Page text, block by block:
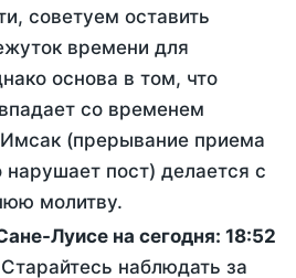
советуем оставить
времени для
основа в том, что
со временем
(прерывание приема
нарушает пост) делается с
молитву.
Луисе на сегодня: 18:52
наблюдать за